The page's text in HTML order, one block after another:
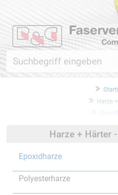
Harze
Harze + Härter
Epoxidharze
Polyesterharze